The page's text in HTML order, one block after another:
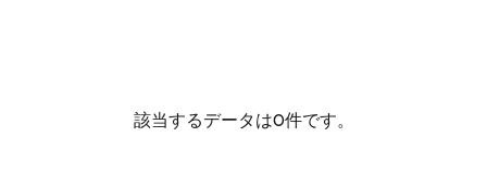
該当するデータは0件です。